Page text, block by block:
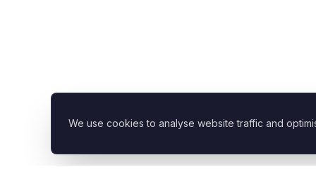
We use cookies to analyse website traffic and